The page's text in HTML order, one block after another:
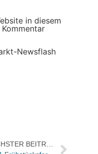
in diesem
Newsflash